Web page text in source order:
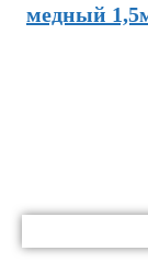
медный